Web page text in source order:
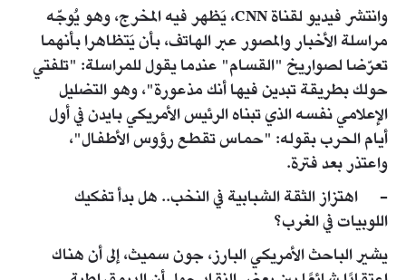
وانتشر فيديو لقناة CNN، يَظهر فيه المخرج، وهو يُوجّه
مراسلة الأخبار والمصور عبر الهاتف، بأن يَتظاهرا بأنهما
تعرّضا لصواريخ "القسام" عندما يقول للمراسلة: "تلفتي
حولك بطريقة تبدين فيها أنك مذعورة"، وهو التضليل
الإعلامي نفسه الذي تبناه الرئيس الأمريكي بايدن في أول
أيام الحرب بقوله: "حماس تقطع رؤوس الأطفال"،
واعتذر بعد فترة.
- اهتزاز الثقة الشبابية في النخب.. هل بدأ تفكيك
اللوبيات في الغرب؟
يشير الباحث الأمريكي البارز، جون سميث، إلى أن هناك